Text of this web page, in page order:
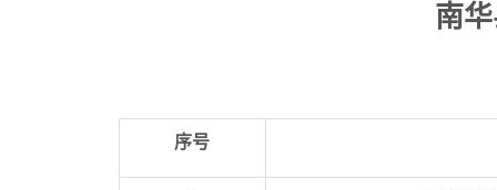
南
序号